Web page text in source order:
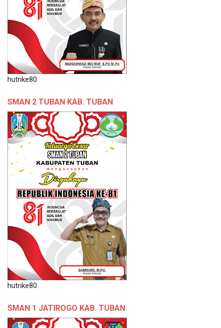
hutrike80
SMAN 2 TUBAN KAB. TUBAN
hutrike80
SMAN 1 JATIROGO KAB. TUBAN